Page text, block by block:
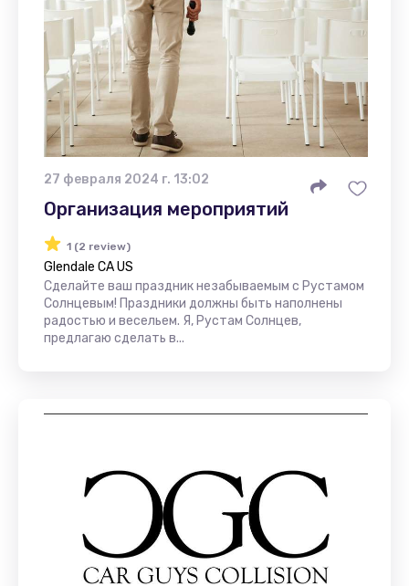
27 февраля 2024 г. 13:02
Организация мероприятий
1 (2 review)
Glendale CA US
Сделайте ваш праздник незабываемым с Рустамом
Солнцевым! Праздники должны быть наполнены
радостью и весельем. Я, Рустам Солнцев,
предлагаю сделать в...